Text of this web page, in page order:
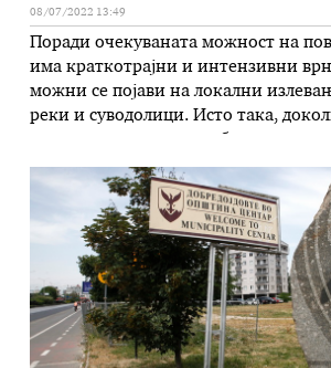
08/07/2022 13:49
Поради очекуваната можност на
има краткотрајни и интензивни
можни се појави на локални
реки и суводолици. Исто така,
срредини, можна е појава на
на вода низ градските улици
одведување на водата преку